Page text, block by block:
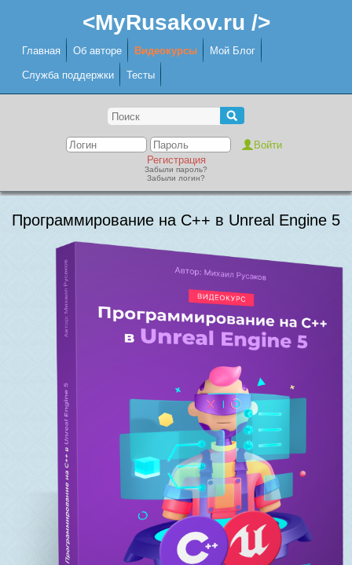
<MyRusakov.ru />
Главная Об авторе Видеокурсы Мой Блог
Служба поддержки Тесты
Регистрация
Забыли пароль?
Забыли логин?
Программирование на C++ в Unreal Engine 5